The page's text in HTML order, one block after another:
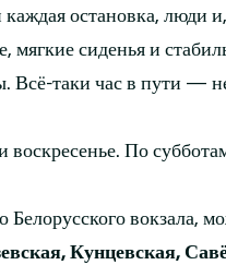
остановка, люди
мягкие сиденья и
Всё-таки час в пути —
воскресенье. По
Белорусского вокзала,
Кунцевская,